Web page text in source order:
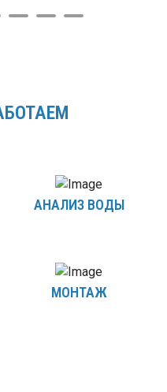
АНАЛИЗ ВОДЫ
МОНТАЖ